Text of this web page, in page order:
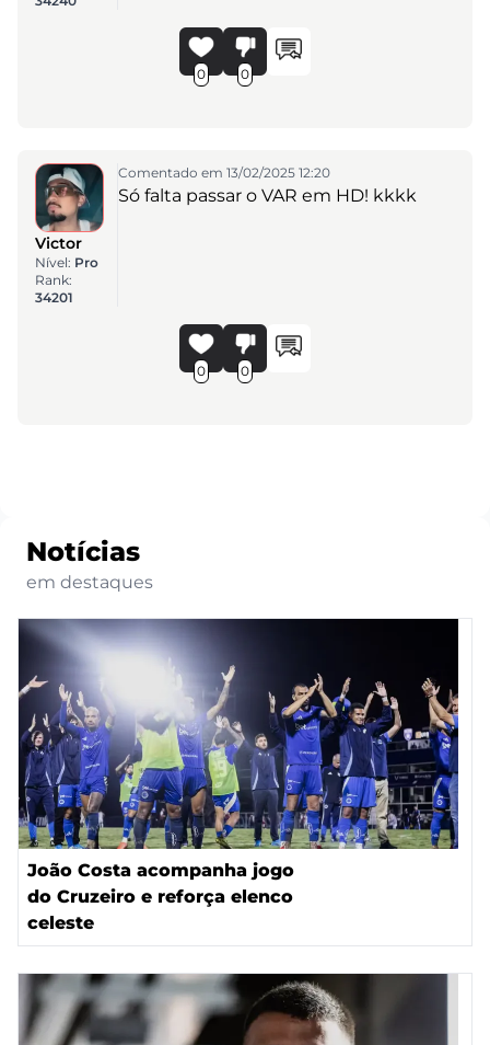
0 0
Victor
Nível: Pro
Rank:
34201
Comentado em 13/02/2025 12:20
Só falta passar o VAR em HD! kkkk
0 0
Notícias
em destaques
João Costa acompanha jogo
do Cruzeiro e reforça elenco
celeste